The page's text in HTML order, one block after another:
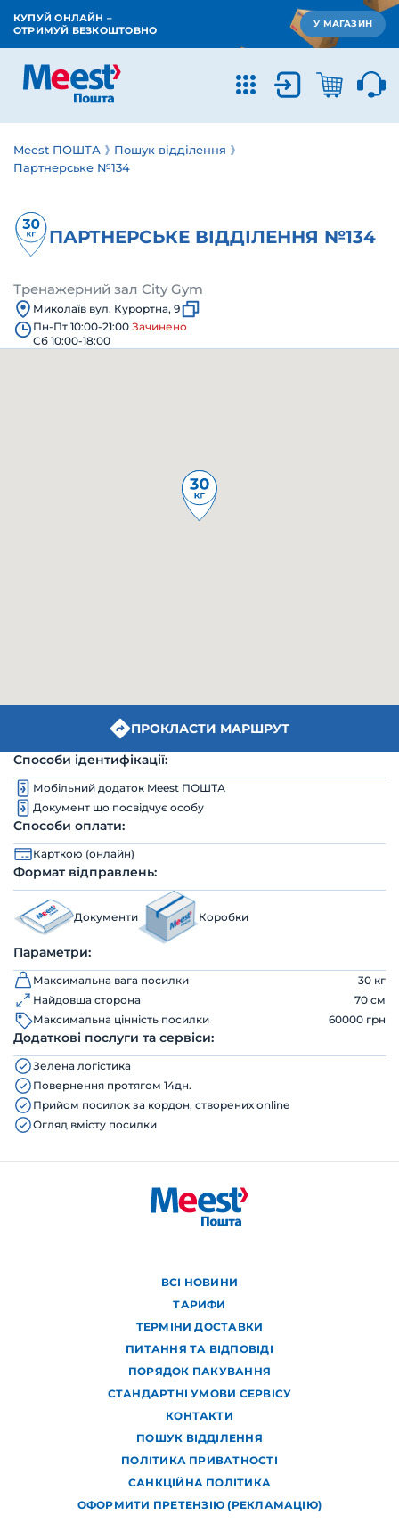
КУПУЙ ОНЛАЙН –
ОТРИМУЙ БЕЗКОШТОВНО
У МАГАЗИН
Meest ПОШТА
Пошук відділення
Партнерське №134
ПАРТНЕРСЬКЕ ВІДДІЛЕННЯ №134
Тренажерний зал City Gym
Миколаїв вул. Курортна, 9
Пн-Пт 10:00-21:00 Зачинено
Сб 10:00-18:00
ПРОКЛАСТИ МАРШРУТ
Способи ідентифікації:
Мобільний додаток Meest ПОШТА
Документ що посвідчує особу
Способи оплати:
Карткою (онлайн)
Формат відправлень:
Документи Коробки
Параметри:
Максимальна вага посилки
30 кг
Найдовша сторона
70 см
Максимальна цінність посилки
60000 грн
Додаткові послуги та сервіси:
Зелена логістика
Повернення протягом 14дн.
Прийом посилок за кордон, створених online
Огляд вмісту посилки
ВСІ НОВИНИ
ТАРИФИ
ТЕРМІНИ ДОСТАВКИ
ПИТАННЯ ТА ВІДПОВІДІ
ПОРЯДОК ПАКУВАННЯ
СТАНДАРТНІ УМОВИ СЕРВІСУ
КОНТАКТИ
ПОШУК ВІДДІЛЕННЯ
ПОЛІТИКА ПРИВАТНОСТІ
САНКЦІЙНА ПОЛІТИКА
ОФОРМИТИ ПРЕТЕНЗІЮ (РЕКЛАМАЦІЮ)